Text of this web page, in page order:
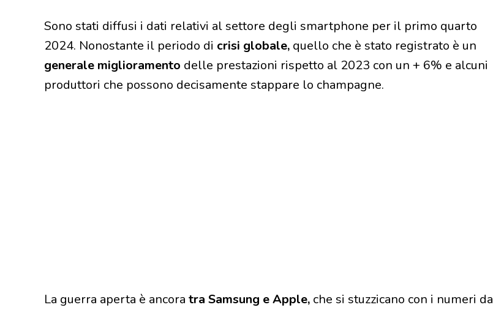
Sono stati diffusi i dati relativi al settore degli smartphone per il primo quarto
2024. Nonostante il periodo di crisi globale, quello che è stato registrato è un
generale miglioramento delle prestazioni rispetto al 2023 con un + 6% e alcuni
produttori che possono decisamente stappare lo champagne.
La guerra aperta è ancora tra Samsung e Apple, che si stuzzicano con i numeri da